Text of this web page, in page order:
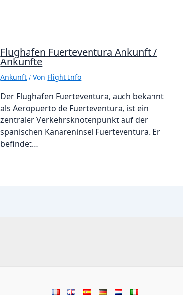
Flughafen Fuerteventura Ankunft /
Ankünfte
Ankunft / Von Flight Info
Der Flughafen Fuerteventura, auch bekannt
als Aeropuerto de Fuerteventura, ist ein
zentraler Verkehrsknotenpunkt auf der
spanischen Kanareninsel Fuerteventura. Er
befindet…